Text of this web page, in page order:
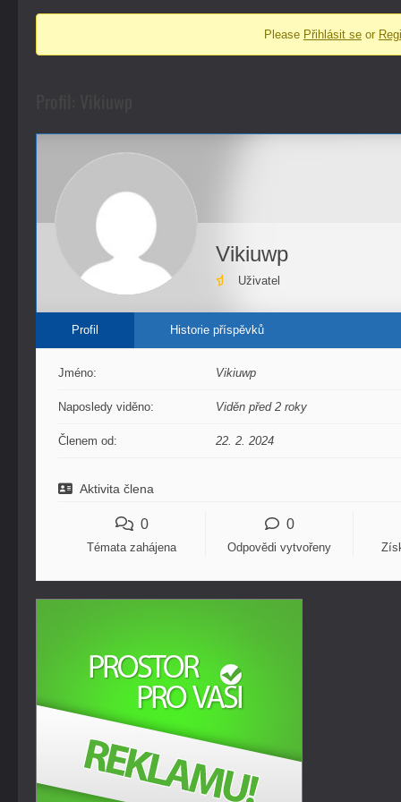
nacházíte
Please Přihlásit seor
Vikiuwp
Uživatel
Profil Historie příspěvků
Jméno: Vikiuwp
Naposledy viděno: Viděn před 2 roky
Členem od: 22. 2. 2024
Aktivita člena
0
Témata zahájena
0
Odpovědi vytvořeny